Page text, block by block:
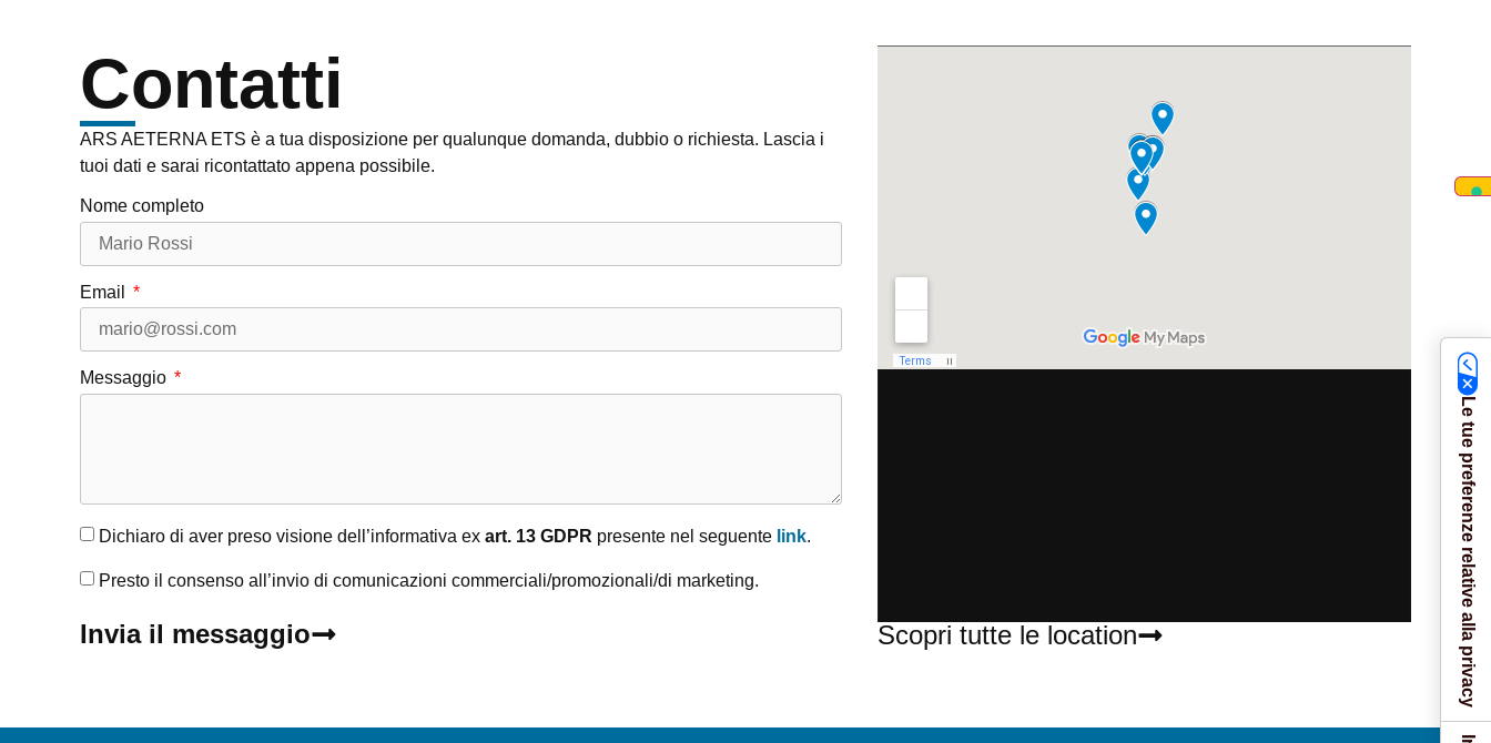
Contatti
ARS AETERNA ETS è a tua disposizione per qualunque domanda, dubbio o richiesta. Lascia i
tuoi dati e sarai ricontattato appena possibile.
Nome completo
Email
Messaggio
Dichiaro di aver preso visione dell’informativa ex art. 13 GDPR presente nel seguente link.
Presto il consenso all’invio di comunicazioni commerciali/promozionali/di marketing.
Invia il messaggio Scopri tutte le location Le tue preferenze relative alla privacy